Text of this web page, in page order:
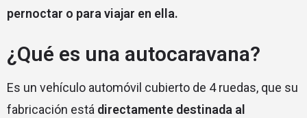
pernoctar o para viajar en ella.
¿Qué es una autocaravana?
Es un vehículo automóvil cubierto de 4 ruedas, que su
fabricación está directamente destinada al